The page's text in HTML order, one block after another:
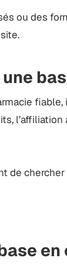
ou des
de